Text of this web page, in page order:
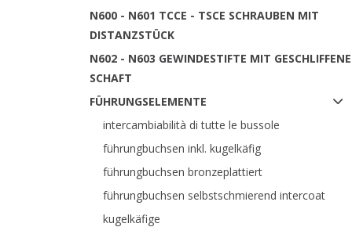
N600 - N601 TCCE - TSCE SCHRAUBEN MIT
DISTANZSTÜCK
N602 - N603 GEWINDESTIFTE MIT
SCHAFT
FÜHRUNGSELEMENTE
intercambiabilità di tutte le bussole
führungbuchsen inkl. kugelkäfig
führungbuchsen bronzeplattiert
führungbuchsen selbstschmierend intercoat
kugelkäfige